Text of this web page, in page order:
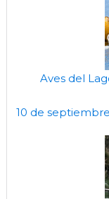
Aves del
10 de